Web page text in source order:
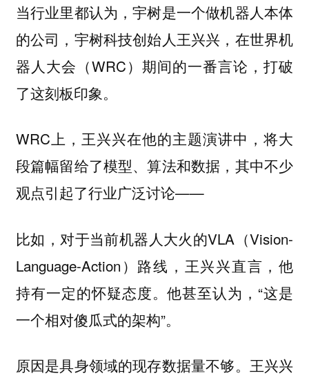
当行业里都认为，宇树是一个做机器人本体
的公司，宇树科技创始人王兴兴，在世界机
器人大会（WRC）期间的一番言论，打破
了这刻板印象。
WRC上，王兴兴在他的主题演讲中，将大
段篇幅留给了模型、算法和数据，其中不少
观点引起了行业广泛讨论——
比如，对于当前机器人大火的VLA（Vision-
Language-Action）路线，王兴兴直言，他
持有一定的怀疑态度。他甚至认为，“这是
一个相对傻瓜式的架构”。
原因是具身领域的现存数据量不够。王兴兴